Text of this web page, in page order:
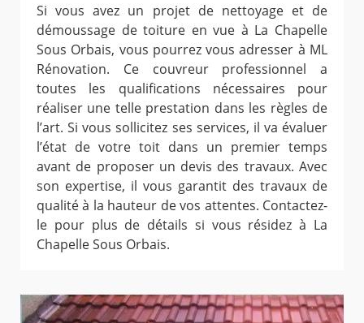
Si vous avez un projet de nettoyage et de
démoussage de toiture en vue à La Chapelle
Sous Orbais, vous pourrez vous adresser à ML
Rénovation. Ce couvreur professionnel a
toutes les qualifications nécessaires pour
réaliser une telle prestation dans les règles de
l’art. Si vous sollicitez ses services, il va évaluer
l’état de votre toit dans un premier temps
avant de proposer un devis des travaux. Avec
son expertise, il vous garantit des travaux de
qualité à la hauteur de vos attentes. Contactez-
le pour plus de détails si vous résidez à La
Chapelle Sous Orbais.